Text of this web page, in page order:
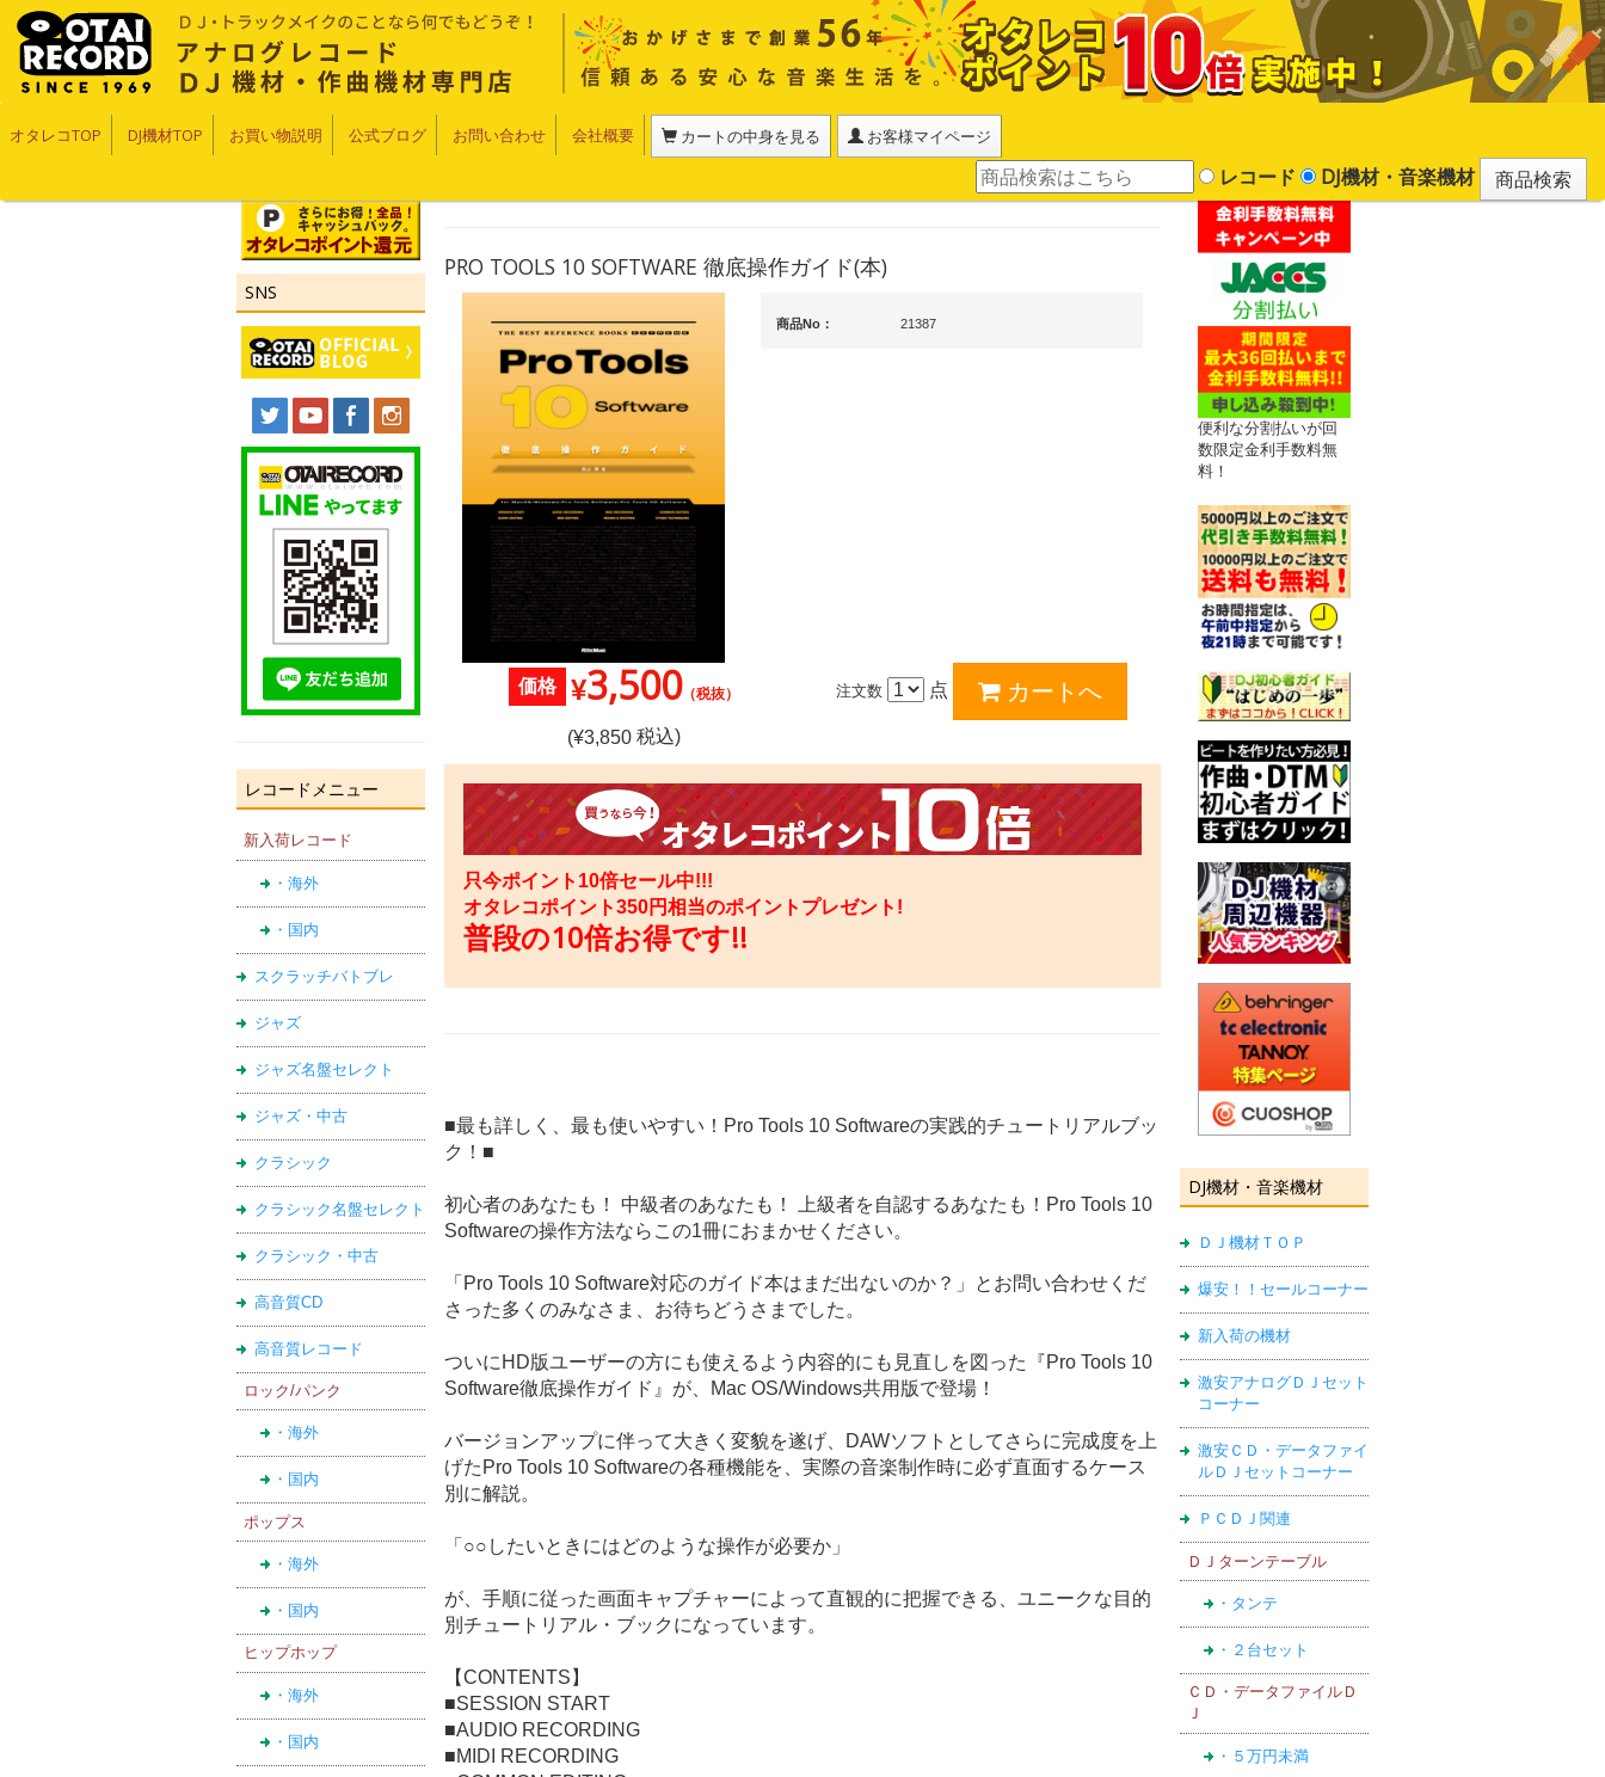
オタレコTOP DJ機材TOP お買い物説明 公式ブログ お問い合わせ 会社概要 カートの中身を見る お客様マイページ
レコード DJ機材・音楽機材
SNS
レコードメニュー
新入荷レコード
・海外
・国内
スクラッチバトブレ
ジャズ
ジャズ名盤セレクト
ジャズ・中古
クラシック
クラシック名盤セレクト
クラシック・中古
高音質CD
高音質レコード
ロック/パンク
・海外
・国内
ポップス
・海外
・国内
ヒップホップ
・海外
・国内
便利な分割払いが回
数限定金利手数料無
料！
DJ機材・音楽機材
ＤＪ機材ＴＯＰ
爆安！！セールコーナー
新入荷の機材
激安アナログＤＪセット
コーナー
激安ＣＤ・データファイ
ルＤＪセットコーナー
ＰＣＤＪ関連
ＤＪターンテーブル
・タンテ
・２台セット
ＣＤ・データファイルＤ
Ｊ
・５万円未満
PRO TOOLS 10 SOFTWARE 徹底操作ガイド(本)
商品No： 21387
価格 ¥3,500（税抜）
(¥3,850税込)
注文数 点
只今ポイント10倍セール中!!!
オタレコポイント350円相当のポイントプレゼント!
普段の10倍お得です!!
■最も詳しく、最も使いやすい！Pro Tools 10 Softwareの実践的チュートリアルブッ
ク！■
初心者のあなたも！ 中級者のあなたも！ 上級者を自認するあなたも！Pro Tools 10
Softwareの操作方法ならこの1冊におまかせください。
「Pro Tools 10 Software対応のガイド本はまだ出ないのか？」とお問い合わせくだ
さった多くのみなさま、お待ちどうさまでした。
ついにHD版ユーザーの方にも使えるよう内容的にも見直しを図った『Pro Tools 10
Software徹底操作ガイド』が、Mac OS/Windows共用版で登場！
バージョンアップに伴って大きく変貌を遂げ、DAWソフトとしてさらに完成度を上
げたPro Tools 10 Softwareの各種機能を、実際の音楽制作時に必ず直面するケース
別に解説。
「○○したいときにはどのような操作が必要か」
が、手順に従った画面キャプチャーによって直観的に把握できる、ユニークな目的
別チュートリアル・ブックになっています。
【CONTENTS】
■SESSION START
■AUDIO RECORDING
■MIDI RECORDING